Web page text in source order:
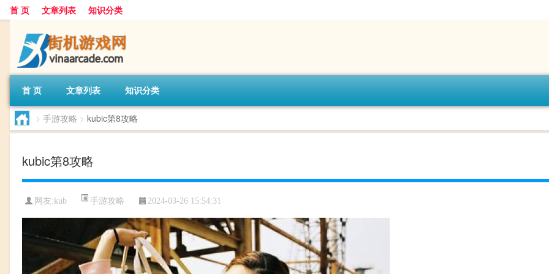
首 页 文章列表 知识分类
首 页 文章列表 知识分类
> 手游攻略 > kubic第8攻略
kubic第8攻略
网友: kub 手游攻略 2024-03-26 15:54:31